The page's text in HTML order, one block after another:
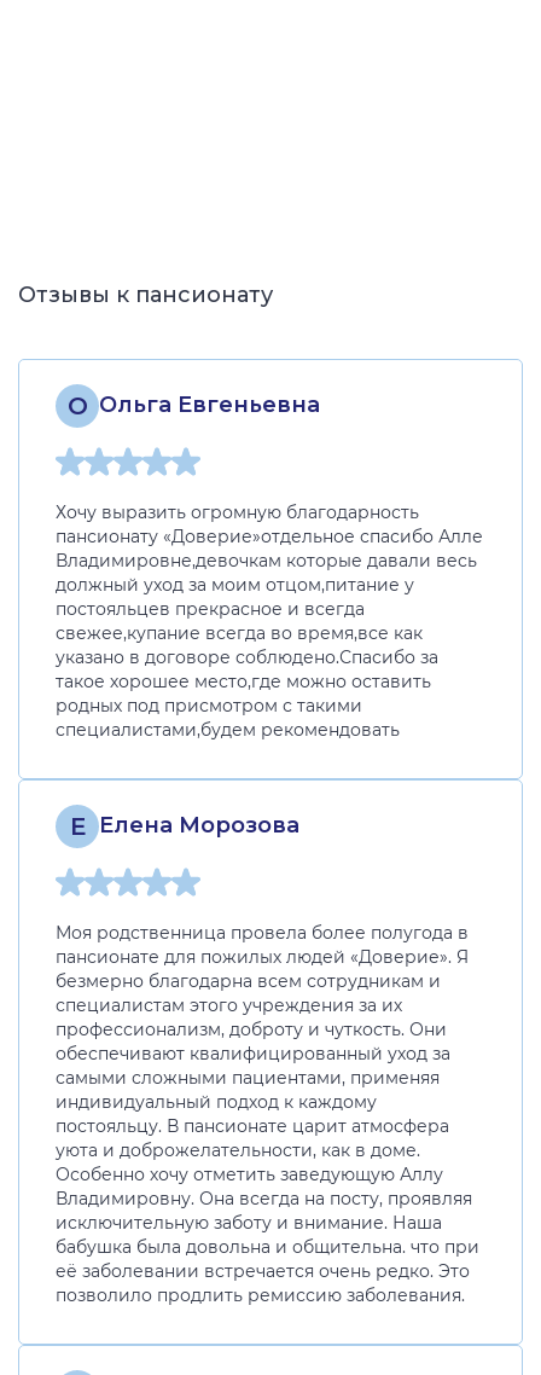
Отзывы к пансионату
О Ольга Евгеньевна
Хочу выразить огромную благодарность
пансионату «Доверие»отдельное спасибо Алле
Владимировне,девочкам которые давали весь
должный уход за моим отцом,питание у
постояльцев прекрасное и всегда
свежее,купание всегда во время,все как
указано в договоре соблюдено.Спасибо за
такое хорошее место,где можно оставить
родных под присмотром с такими
специалистами,будем рекомендовать
Е Елена Морозова
Моя родственница провела более полугода в
пансионате для пожилых людей «Доверие». Я
безмерно благодарна всем сотрудникам и
специалистам этого учреждения за их
профессионализм, доброту и чуткость. Они
обеспечивают квалифицированный уход за
самыми сложными пациентами, применяя
индивидуальный подход к каждому
постояльцу. В пансионате царит атмосфера
уюта и доброжелательности, как в доме.
Особенно хочу отметить заведующую Аллу
Владимировну. Она всегда на посту, проявляя
исключительную заботу и внимание. Наша
бабушка была довольна и общительна. что при
её заболевании встречается очень редко. Это
позволило продлить ремиссию заболевания.